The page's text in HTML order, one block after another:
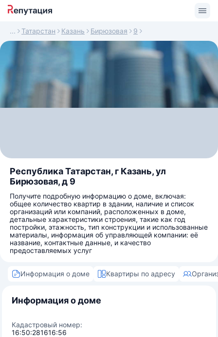
Татарстан Казань Бирюзовая 9
Республика Татарстан, г Казань, ул
Бирюзовая, д 9
Получите подробную информацию о доме, включая:
общее количество квартир в здании, наличие и список
организаций или компаний, расположенных в доме,
детальные характеристики строения, такие как год
постройки, этажность, тип конструкции и использованные
материалы, информация об управляющей компании: её
название, контактные данные, и качество
предоставляемых услуг
Информация о доме Квартиры по адресу
Информация о доме
Кадастровый номер:
16:50:281616:56